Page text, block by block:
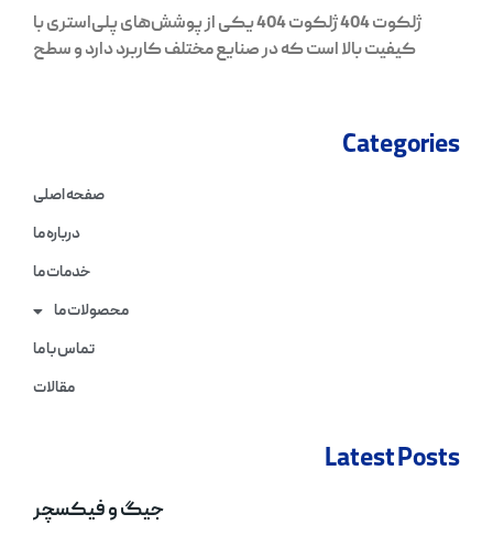
ژلکوت 404 ژلکوت 404 یکی از پوشش‌های پلی‌استری با
کیفیت بالا است که در صنایع مختلف کاربرد دارد و سطح
Categories
صفحه اصلی
درباره ما
خدمات ما
محصولات ما
تماس با ما
مقالات
Latest Posts
جیگ و فیکسچر